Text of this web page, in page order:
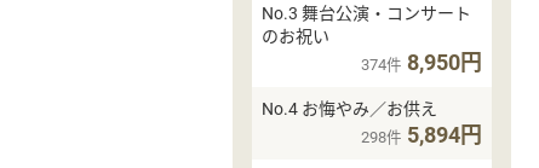
No.3 舞台公演・コンサート
のお祝い
374件 8,950円
No.4 お悔やみ／お供え
298件 5,894円